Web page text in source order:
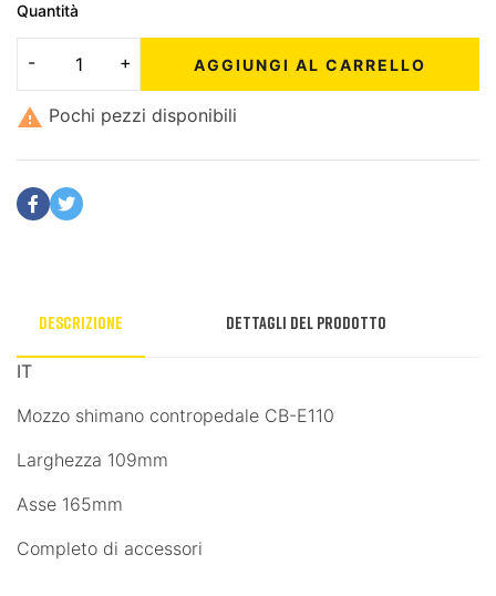
Quantità
AGGIUNGI AL CARRELLO
 Pochi pezzi disponibili
Descrizione Dettagli del prodotto
IT
Mozzo shimano contropedale CB-E110
Larghezza 109mm
Asse 165mm
Completo di accessori